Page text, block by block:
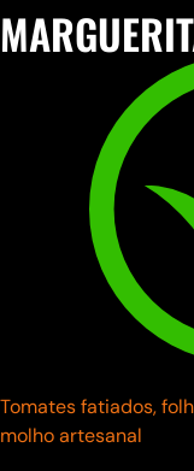
Tomates fatiados,
molho artesanal